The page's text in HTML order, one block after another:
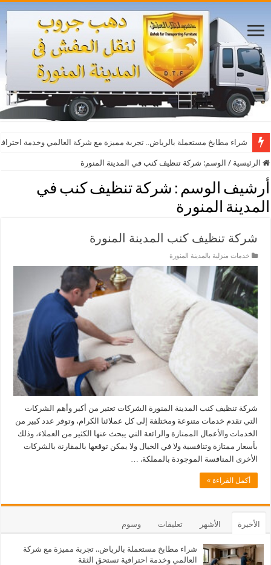
شراء مطابخ مستعملة بالرياض.. تجربة مميزة مع شركة العالمي وخدمة
الرئيسية / الوسم: شركة تنظيف كنب في المدينة المنورة
أرشيف الوسم : شركة تنظيف كنب في
المدينة المنورة
شركة تنظيف كنب المدينة المنورة
خدمات منزلية بالمدينة المنورة
شركة تنظيف كنب المدينة المنورة الشركات تعتبر من أكبر وأهم الشركات
التي تقدم خدمات متنوعة ومختلفة إلى كل عملائنا الكرام، وتوفر عدد كبير من
الخدمات والأعمال الممتازة والرائعة التي يبحث عنها الكثير من العملاء، وذلك
بأسعار ممتازة وتنافسية ولا في الخيال ولا يمكن توقعها بالمقارنة بالشركات
الأخرى المنافسة الموجودة بالمملكة. …
أكمل القراءة »
الأخيرة الأشهر تعليقات وسوم
شراء مطابخ مستعملة بالرياض.. تجربة مميزة مع شركة
العالمي وخدمة احترافية تستحق الثقة